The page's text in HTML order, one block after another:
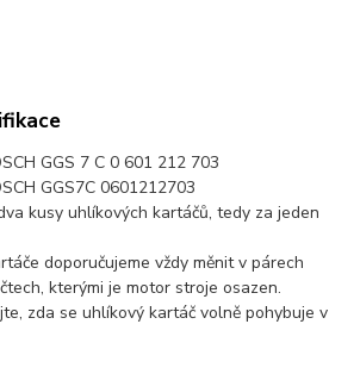
GGS 7 C 0 601 212 703
GGS7C 0601212703
kusy uhlíkových kartáčů, tedy za jeden
doporučujeme vždy měnit v párech
kterými je motor stroje osazen.
zda se uhlíkový kartáč volně pohybuje v